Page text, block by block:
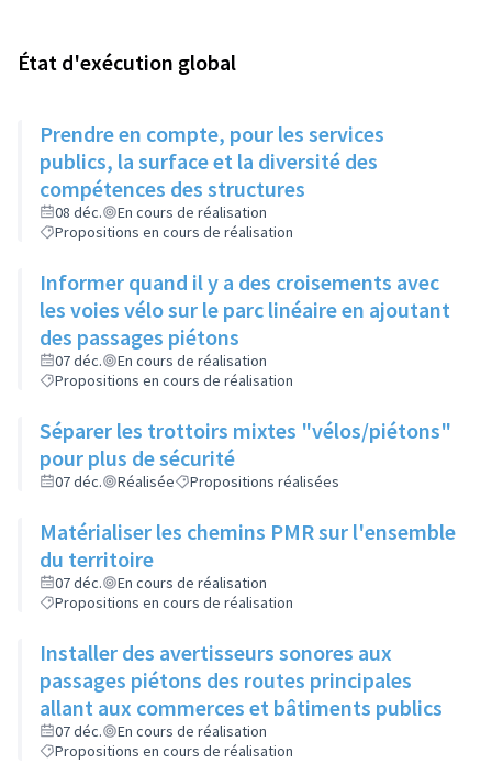
État d'exécution global
Prendre en compte, pour les services
publics, la surface et la diversité des
compétences des structures
08 déc.
En cours de réalisation
Propositions en cours de réalisation
Informer quand il y a des croisements avec
les voies vélo sur le parc linéaire en ajoutant
des passages piétons
07 déc.
En cours de réalisation
Propositions en cours de réalisation
Séparer les trottoirs mixtes "vélos/piétons"
pour plus de sécurité
07 déc. Réalisée Propositions réalisées
Matérialiser les chemins PMR sur l'ensemble
du territoire
07 déc.
En cours de réalisation
Propositions en cours de réalisation
Installer des avertisseurs sonores aux
passages piétons des routes principales
allant aux commerces et bâtiments publics
07 déc.
En cours de réalisation
Propositions en cours de réalisation